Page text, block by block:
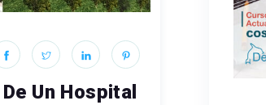
Un Hospital